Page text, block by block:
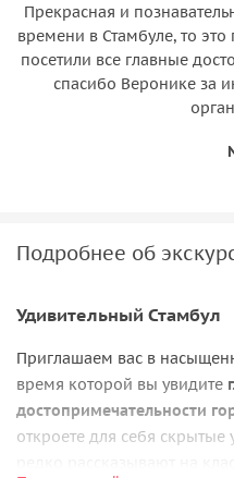
Прекрасная и
времени в Стамбуле, то
посетили все главные
спасибо Веронике за
Подробнее об
Удивительный Стамбул
Приглашаем вас в
время которой вы увидите
достопримечательности
откроете для себя